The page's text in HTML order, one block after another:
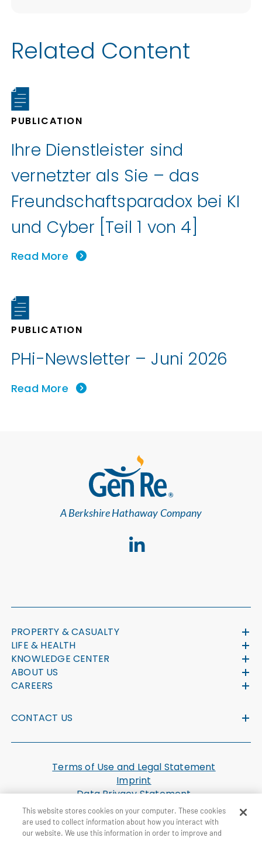
Related Content
PUBLICATION
Ihre Dienstleister sind
vernetzter als Sie – das
Freundschaftsparadox bei KI
und Cyber [Teil 1 von 4]
Read More
PUBLICATION
PHi-Newsletter – Juni 2026
Read More
A Berkshire Hathaway Company
PROPERTY & CASUALTY
LIFE & HEALTH
KNOWLEDGE CENTER
ABOUT US
CAREERS
CONTACT US
Terms of Use and Legal Statement
Imprint
Data Privacy Statement
Cookie Settings
U.S. Health Plan Machine Readable Files
This website stores cookies on your computer. These cookies
are used to collect information about how you interact with
our website. We use this information in order to improve and